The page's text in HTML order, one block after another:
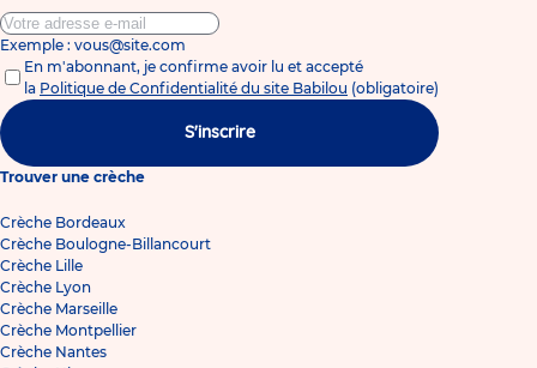
Exemple : vous@site.com
En m'abonnant, je confirme avoir lu et accepté
la Politique de Confidentialité du site Babilou (obligatoire)
S'inscrire
Trouver une crèche
Crèche Bordeaux
Crèche Boulogne-Billancourt
Crèche Lille
Crèche Lyon
Crèche Marseille
Crèche Montpellier
Crèche Nantes